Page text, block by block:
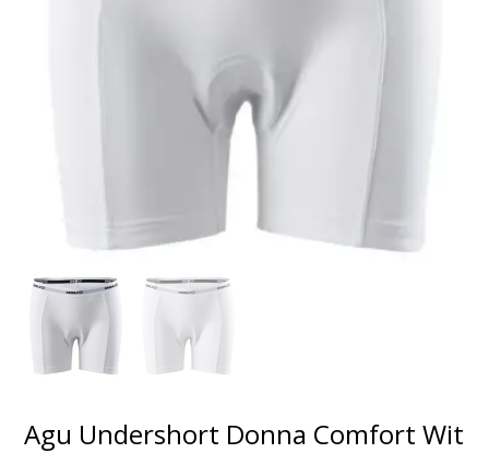
Agu Undershort Donna Comfort Wit